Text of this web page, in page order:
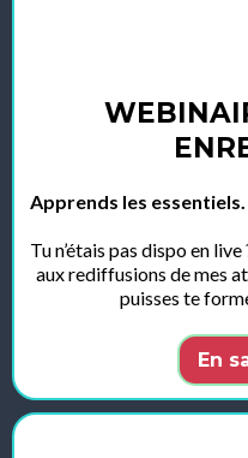
Apprends les
Tu n’étais pas dispo en
aux rediffusions de mes
puisses te
En